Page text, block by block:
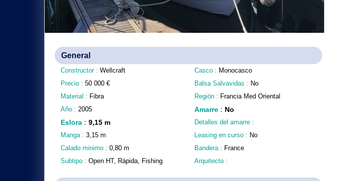
General
Constructor : Wellcraft
Precio : 50 000 €
Material : Fibra
Año : 2005
Eslora : 9,15 m
Manga : 3,15 m
Calado minimo : 0,80 m
Subtipo : Open HT, Rápida, Fishing
Casco : Monocasco
Balsa Salvavidas : No
Región : Francia Med Oriental
Amarre : No
Detalles del amarre :
Leasing en curso : No
Bandera : France
Arquitecto :